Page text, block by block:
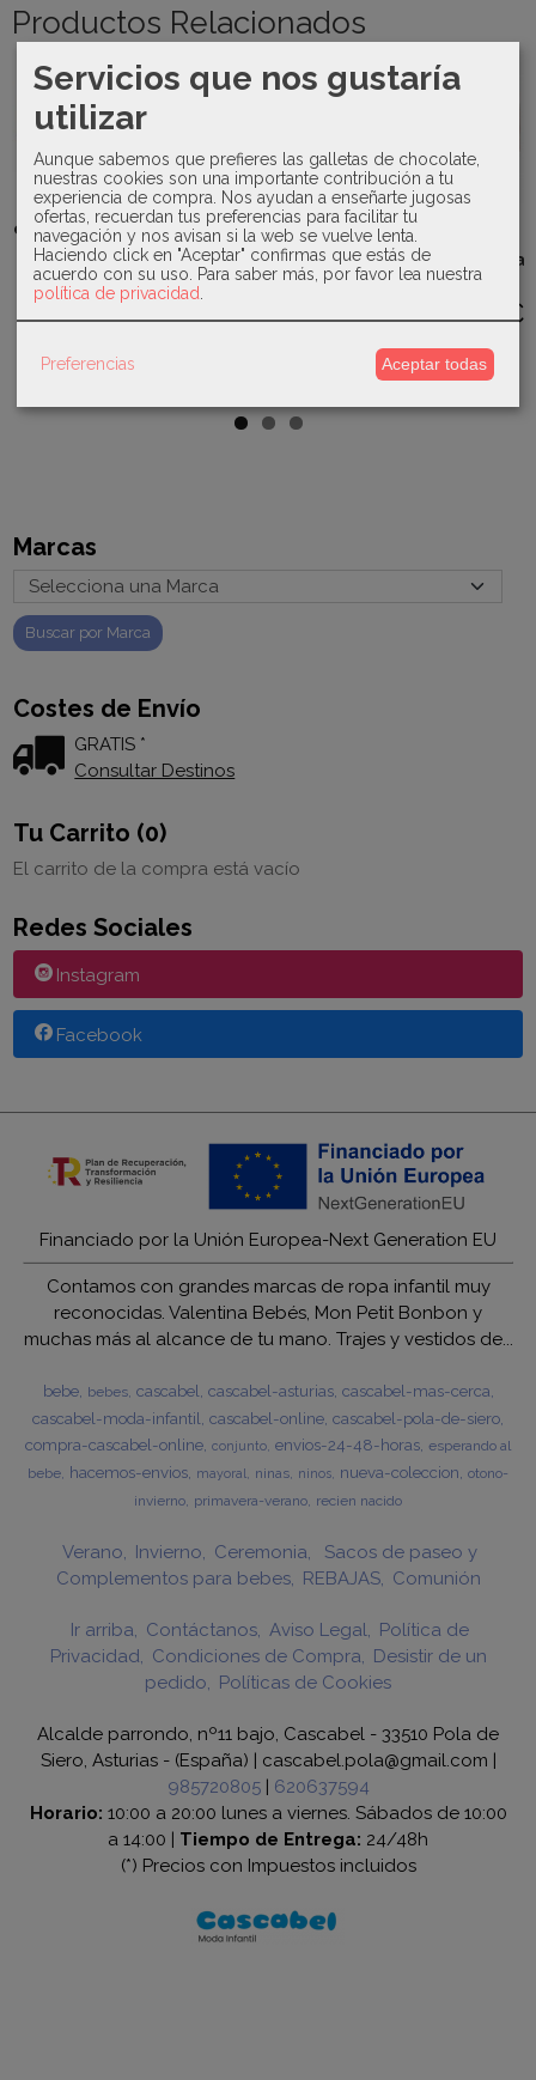
Marcas
Costes de Envío
GRATIS *
Consultar Destinos
Tu Carrito (0)
El carrito de la compra está vacío
Redes Sociales
Instagram
Facebook
Productos Relacionados
-40 %
Mayoral -
Pantalón
chino sarga...
10,20 €
17,00 €
Agotado
Uzturre -
Saco silla
Micaela...
128,00 €
Agotado
Kiokids - Set
2 muselinas
patitos...
24,00 €
punto para
bebé...
31,00 €
Financiado por la Unión Europea-Next Generation EU
Contamos con grandes marcas de ropa infantil muy
reconocidas. Valentina Bebés, Mon Petit Bonbon y
muchas más al alcance de tu mano. Trajes y vestidos de...
bebe bebes cascabel cascabel-asturias cascabel-mas-cerca
cascabel-moda-infantil cascabel-online cascabel-pola-de-siero
compra-cascabel-online conjunto envios-24-48-horas esperando al
bebe hacemos-envios mayoral ninas ninos nueva-coleccion otono-
invierno primavera-verano recien nacido
Verano Invierno Ceremonia
Sacos de paseo y
Complementos para bebes
REBAJAS Comunión
Ir arriba Contáctanos Aviso Legal
Política de
Privacidad
Condiciones de Compra
Desistir de un
pedido
Políticas de Cookies
Alcalde parrondo, nº11 bajo, Cascabel - 33510 Pola de
Siero, Asturias - (España) | cascabel.pola@gmail.com |
985720805| 620637594
Horario: 10:00 a 20:00 lunes a viernes. Sábados de 10:00
a 14:00 | Tiempo de Entrega: 24/48h
(*) Precios con Impuestos incluidos
Servicios que nos gustaría
utilizar
Aunque sabemos que prefieres las galletas de chocolate,
nuestras cookies son una importante contribución a tu
experiencia de compra. Nos ayudan a enseñarte jugosas
ofertas, recuerdan tus preferencias para facilitar tu
navegación y nos avisan si la web se vuelve lenta.
Haciendo click en "Aceptar" confirmas que estás de
acuerdo con su uso. Para saber más, por favor lea nuestra
política de privacidad
Preferencias Aceptar todas